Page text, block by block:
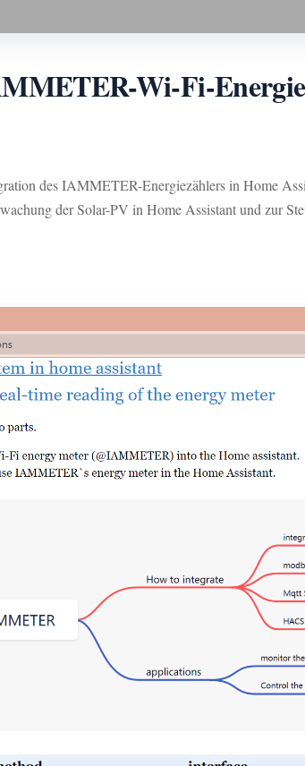
Wi-Fi-
des IAMMETER-Energiezählers in Home
der Solar-PV in Home Assistant und zur